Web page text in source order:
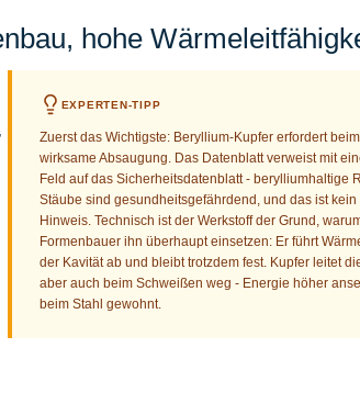
hohe
EXPERTEN-TIPP
Zuerst das Wichtigste: Beryllium-Kupfer erfordert
wirksame Absaugung. Das Datenblatt verweist mit
Feld auf das Sicherheitsdatenblatt - berylliumhaltige
Stäube sind gesundheitsgefährdend, und das ist kein
Hinweis. Technisch ist der Werkstoff der Grund,
Formenbauer ihn überhaupt einsetzen: Er führt
der Kavität ab und bleibt trotzdem fest. Kupfer leitet
aber auch beim Schweißen weg - Energie höher
beim Stahl gewohnt.